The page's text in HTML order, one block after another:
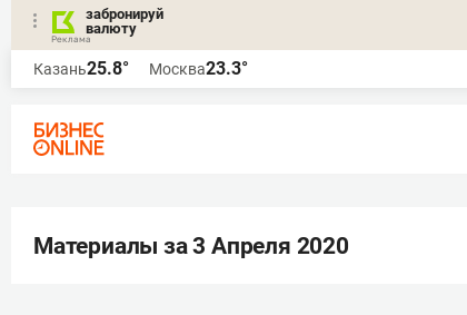
забронируй
валюту
Казань25.8° Москва23.3°
Материалы за 3 Апреля 2020